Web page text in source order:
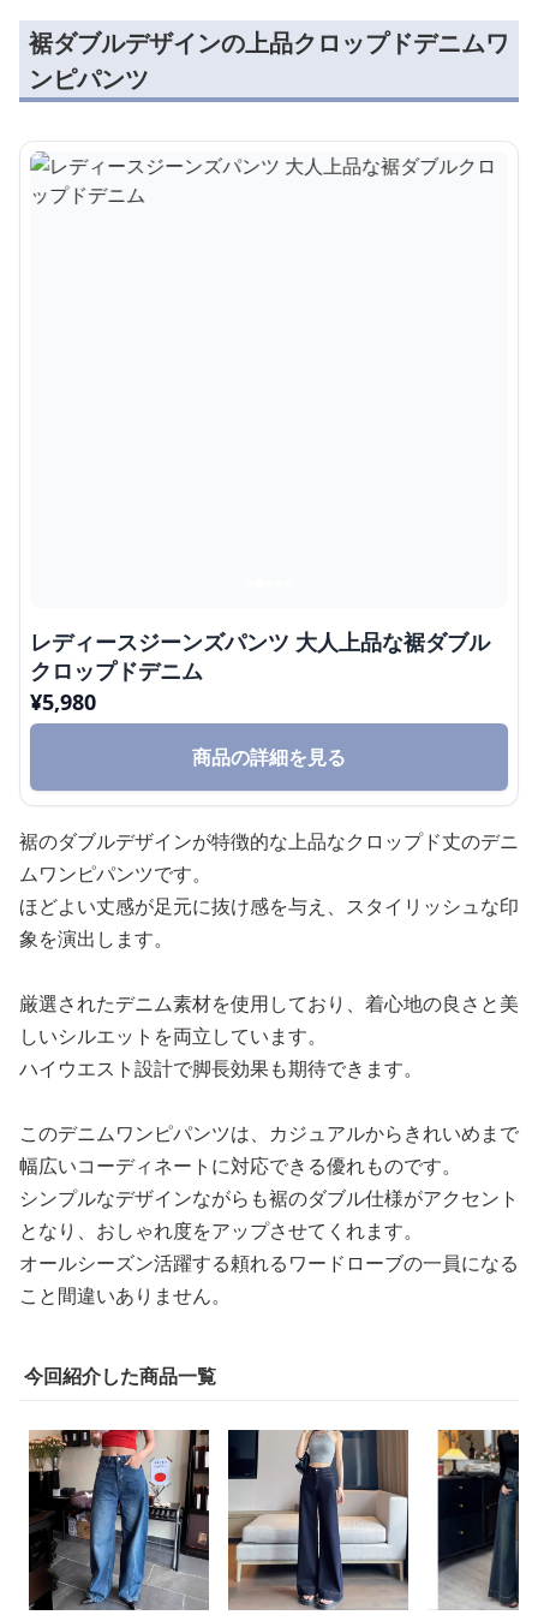
裾ダブルデザインの上品クロップドデニムワ
ンピパンツ
レディースジーンズパンツ 大人上品な裾ダブル
クロップドデニム
¥5,980
商品の詳細を見る
裾のダブルデザインが特徴的な上品なクロップド丈のデニ
ムワンピパンツです。
ほどよい丈感が足元に抜け感を与え、スタイリッシュな印
象を演出します。
厳選されたデニム素材を使用しており、着心地の良さと美
しいシルエットを両立しています。
ハイウエスト設計で脚長効果も期待できます。
このデニムワンピパンツは、カジュアルからきれいめまで
幅広いコーディネートに対応できる優れものです。
シンプルなデザインながらも裾のダブル仕様がアクセント
となり、おしゃれ度をアップさせてくれます。
オールシーズン活躍する頼れるワードローブの一員になる
こと間違いありません。
今回紹介した商品一覧